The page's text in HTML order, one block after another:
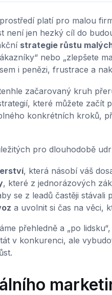
platí pro malou
není jen hezký cíl do
strategie růstu
nebo „zlepšete
i penězi, frustrace a
začarovaný kruh
které můžete začít
konkrétních kroků,
pro dlouhodobě
, která násobí váš
, které z jednorázových
se z leadů častěji stávali
a uvolnit si čas na věci,
přehledně a „po
v konkurenci, ale